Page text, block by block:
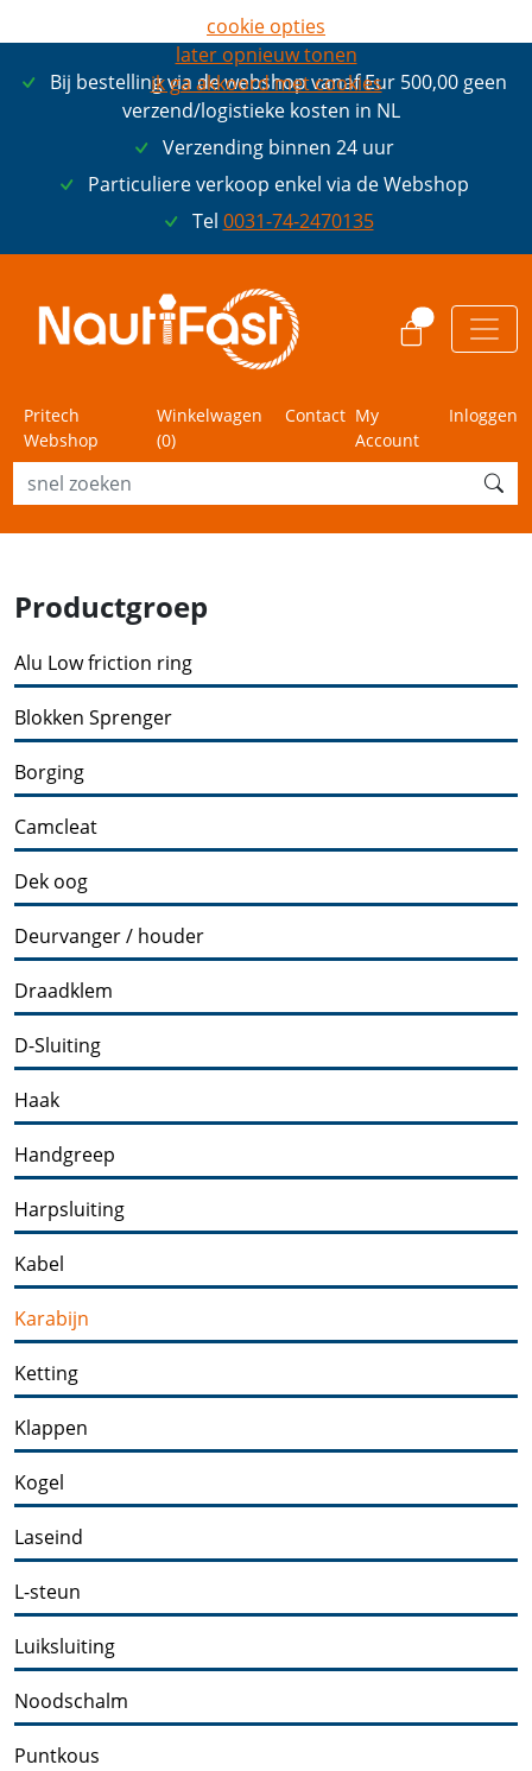
Bij bestelling via de webshop vanaf Eur 500,00 geen
verzend/logistieke kosten in NL
Verzending binnen 24 uur
Particuliere verkoop enkel via de Webshop
Tel 0031-74-2470135
Pritech
Webshop
Winkelwagen
(0)
Contact My
Account
Inloggen
Productgroep
Alu Low friction ring
Blokken Sprenger
Borging
Camcleat
Dek oog
Deurvanger / houder
Draadklem
D-Sluiting
Haak
Handgreep
Harpsluiting
Kabel
Karabijn
Ketting
Klappen
Kogel
Laseind
L-steun
Luiksluiting
Noodschalm
Puntkous
cookie opties
later opnieuw tonen
ik ga akkoord met cookies